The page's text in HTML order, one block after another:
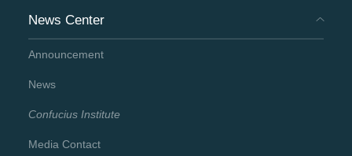
News Center
Announcement
News
Confucius Institute
Media Contact